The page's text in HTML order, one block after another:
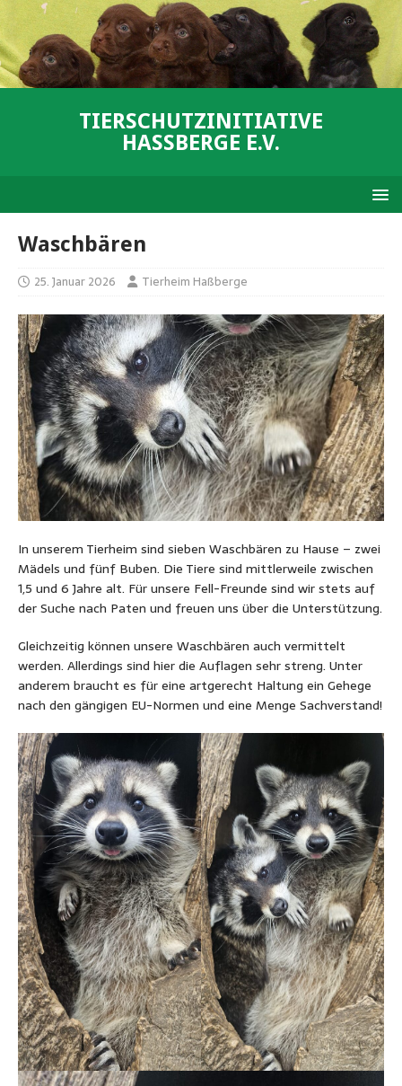
TIERSCHUTZINITIATIVE
HASSBERGE E.V.
Waschbären
25. Januar 2026 Tierheim Haßberge
In unserem Tierheim sind sieben Waschbären zu Hause – zwei
Mädels und fünf Buben. Die Tiere sind mittlerweile zwischen
1,5 und 6 Jahre alt. Für unsere Fell-Freunde sind wir stets auf
der Suche nach Paten und freuen uns über die Unterstützung.
Gleichzeitig können unsere Waschbären auch vermittelt
werden. Allerdings sind hier die Auflagen sehr streng. Unter
anderem braucht es für eine artgerecht Haltung ein Gehege
nach den gängigen EU-Normen und eine Menge Sachverstand!